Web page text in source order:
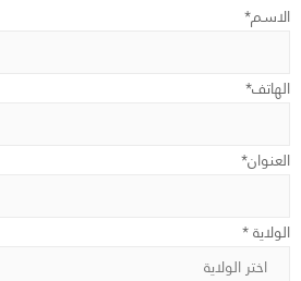
الاسم*
الهاتف*
العنوان*
الولاية *